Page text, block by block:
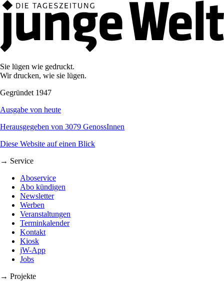
Sie lügen wie gedruckt.
Wir drucken, wie sie lügen.
Gegründet 1947
Ausgabe von heute
Herausgegeben von 3079 GenossInnen
Diese Website auf einen Blick
→ Service
Aboservice
Abo kündigen
Newsletter
Werben
Veranstaltungen
Terminkalender
Kontakt
Kiosk
jW-App
Jobs
→ Projekte